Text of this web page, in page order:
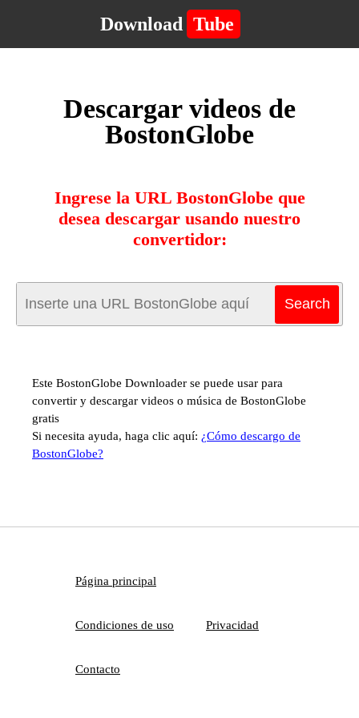
Download Tube
Descargar videos de
BostonGlobe
Ingrese la URL BostonGlobe que
desea descargar usando nuestro
convertidor:
Este BostonGlobe Downloader se puede usar para
convertir y descargar videos o música de BostonGlobe
gratis
Si necesita ayuda, haga clic aquí: ¿Cómo descargo de
BostonGlobe?
Página principal
Condiciones de uso Privacidad
Contacto